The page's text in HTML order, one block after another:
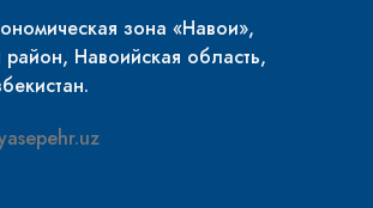
зона «Навои»,
Навоийская область,